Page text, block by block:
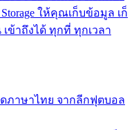
ให้คุณเก็บข้อมูล เก็
ข้าถึงได้ ทุกที่ ทุกเวลา
ดภาษาไทย จากลีกฟุตบอล